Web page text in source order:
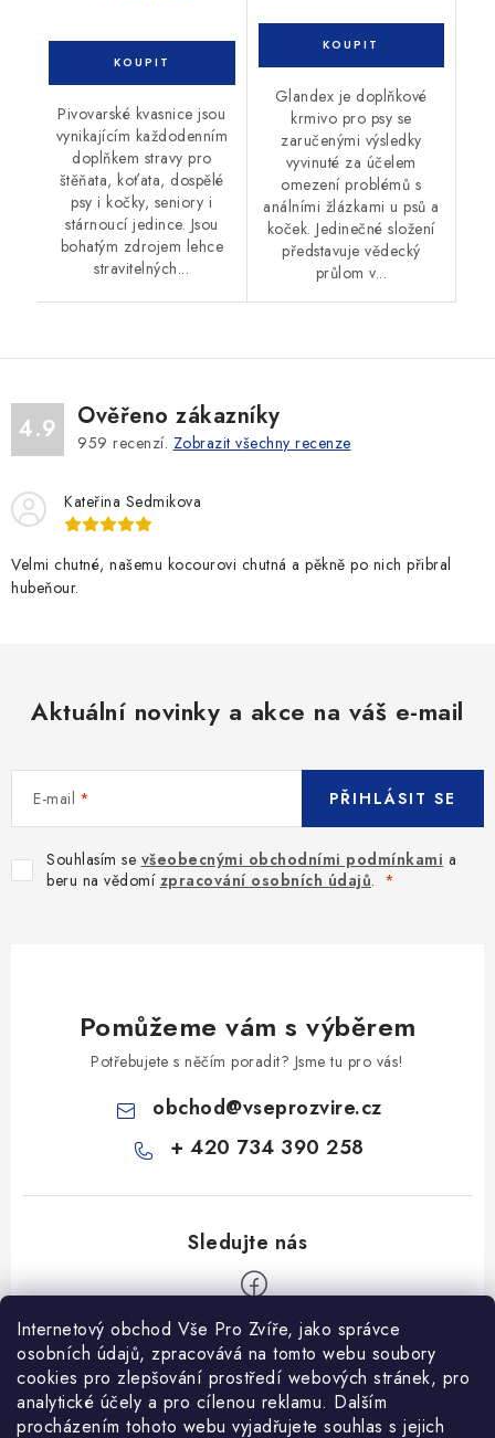
Internetový obchod Vše Pro Zvíře, jako správce
osobních údajů, zpracovává na tomto webu soubory
cookies pro zlepšování prostředí webových stránek, pro
analytické účely a pro cílenou reklamu. Dalším
procházením tohoto webu vyjadřujete souhlas s jejich
Pivovarské kvasnice jsou
vynikajícím každodenním
doplňkem stravy pro
štěňata, koťata, dospělé
psy i kočky, seniory i
stárnoucí jedince. Jsou
bohatým zdrojem lehce
stravitelných...
Glandex je doplňkové
krmivo pro psy se
zaručenými výsledky
vyvinuté za účelem
omezení problémů s
análními žlázkami u psů a
koček. Jedinečné složení
představuje vědecký
průlom v...
4.9 Ověřeno zákazníky
959 recenzí. Zobrazit všechny recenze
Kateřina Sedmikova
Velmi chutné, našemu kocourovi chutná a pěkně po nich přibral
hubeňour.
Aktuální novinky a akce na váš e-mail
E-mail
Souhlasím se všeobecnými obchodními podmínkami a
beru na vědomí zpracování osobních údajů.
PŘIHLÁSIT SE
Pomůžeme vám s výběrem
Potřebujete s něčím poradit? Jsme tu pro vás!
obchod@vseprozvire.cz
+ 420 734 390 258
Informace pro Vás